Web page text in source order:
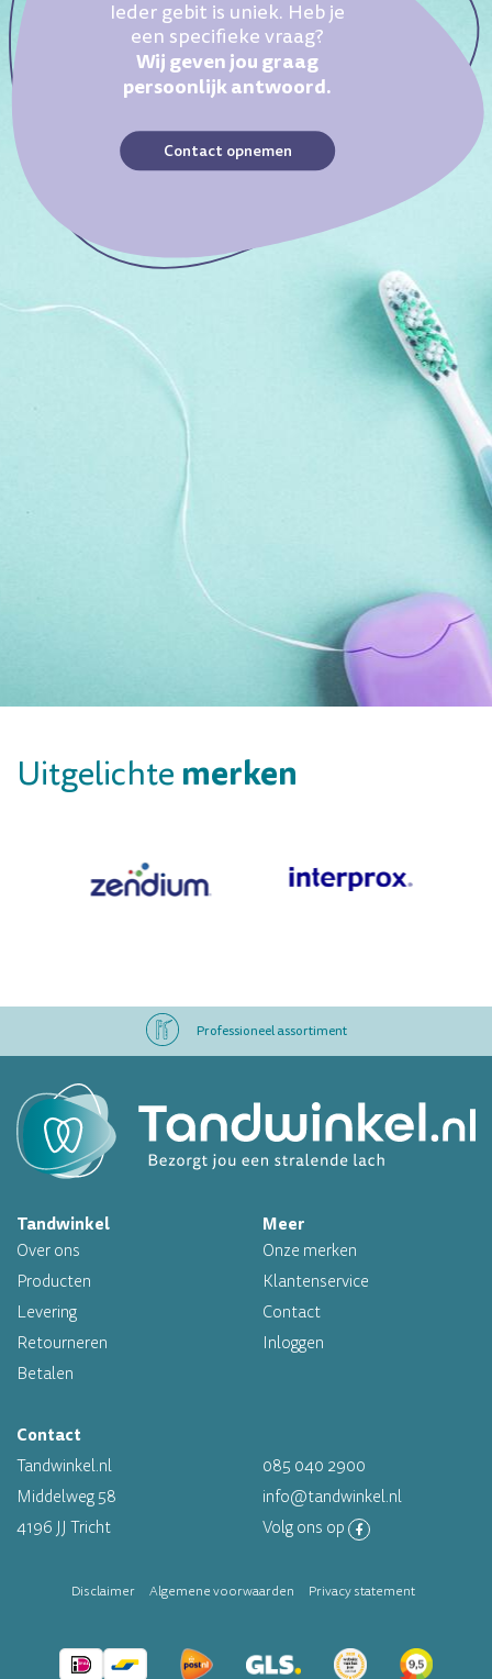
Ieder gebit is uniek. Heb je
een specifieke vraag?
Wij geven jou graag
persoonlijk antwoord.
Contact opnemen
Uitgelichte merken
Professioneel assortiment
Op werkdagen voor 16.00 uur besteld, morgen in huis
Professioneel assortiment
Altijd op voorraad
Tandwinkel
Over ons
Producten
Levering
Retourneren
Betalen
Meer
Onze merken
Klantenservice
Contact
Inloggen
Contact
Tandwinkel.nl
Middelweg 58
4196 JJ Tricht
085 040 2900
info@tandwinkel.nl
Volg ons op
Disclaimer Algemene voorwaarden Privacy statement